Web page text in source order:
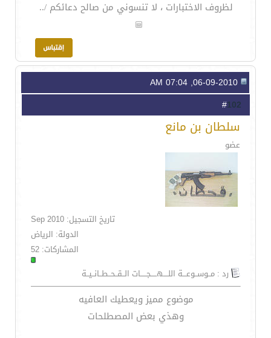
لظروف الاختبارات ، لا تنسوني من صالح دعائكم /..
102
سلطان بن مانع
عضو
تاريخ التسجيل: Sep 2010
الدولة: الرياض
المشاركات: 52
رد : مــوســوعـــة اللــــهـــــجـــــات الــقــحــطــانــيــة
موضوع مميز ويعطيك العافيه
وهذي بعض المصطلحات